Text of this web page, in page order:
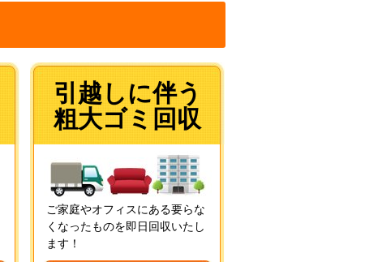
引越しに伴う
粗大ゴミ回収
ご家庭やオフィスにある要らな
くなったものを即日回収いたし
ます！